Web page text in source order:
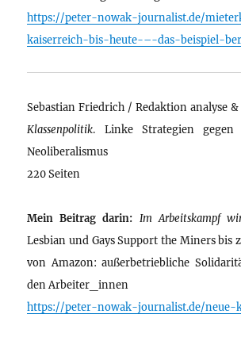
https://peter-nowak-journalist.de/
kaiserreich-bis-heute-–-das-beispiel-
Sebastian Friedrich / Redaktion analyse
Klassenpolitik. Linke Strategien gegen
Neoliberalismus
220 Seiten
Mein Beitrag darin: Im Arbeitskampf
Lesbian und Gays Support the Miners bis
von Amazon: außerbetriebliche
den Arbeiter_innen
https://peter-nowak-journalist.de/neue-